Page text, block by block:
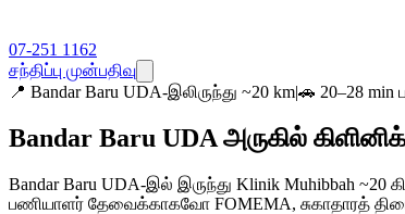
07-251 1162
சந்திப்பு முன்பதிவு
📍 Bandar Baru UDA-இலிருந்து ~20 km|🚗 20–28
Bandar Baru UDA அருகில்
Bandar Baru UDA-இல் இருந்து Klinik Muhibbah
பணியாளர் தேவைக்காகவோ FOMEMA, சுகாதாரத்